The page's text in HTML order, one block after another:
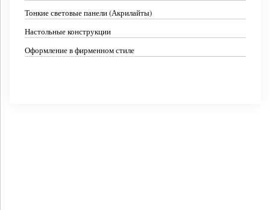
Тонкие световые панели (Акрилайты)
Настольные конструкции
Оформление в фирменном стиле